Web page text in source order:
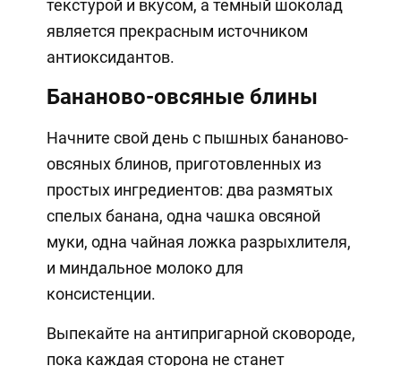
текстурой и вкусом, а темный шоколад
является прекрасным источником
антиоксидантов.
Бананово-овсяные блины
Начните свой день с пышных бананово-
овсяных блинов, приготовленных из
простых ингредиентов: два размятых
спелых банана, одна чашка овсяной
муки, одна чайная ложка разрыхлителя,
и миндальное молоко для
консистенции.
Выпекайте на антипригарной сковороде,
пока каждая сторона не станет